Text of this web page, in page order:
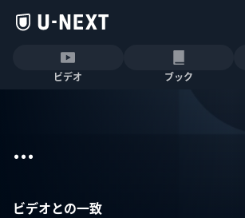
ビデオ ブック
...
ビデオとの一致